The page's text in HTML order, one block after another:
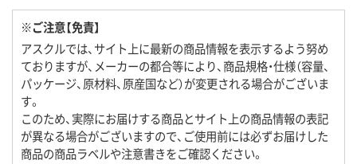
※ご注意【免責】
アスクルでは、サイト上に最新の商品情報を表示するよう努め
ておりますが、メーカーの都合等により、商品規格・仕様（容量、
パッケージ、原材料、原産国など）が変更される場合がございま
す。
このため、実際にお届けする商品とサイト上の商品情報の表記
が異なる場合がございますので、ご使用前には必ずお届けした
商品の商品ラベルや注意書きをご確認ください。